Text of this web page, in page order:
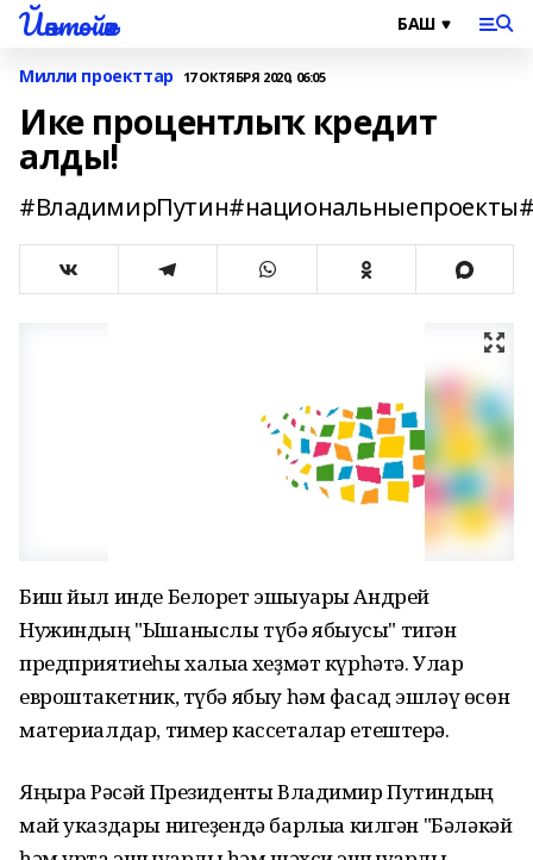
Йәнтөйәк
Милли проекттар 17 ОКТЯБРЯ 2020, 06:05
Ике процентлыҡ кредит
алды!
Биш йыл инде Белорет эшҡыуары Андрей
Нужиндың "Ышаныслы түбә ябыусы" тигән
предприятиеһы халыҡҡа хеҙмәт күрһәтә. Улар
евроштакетник, түбә ябыу һәм фасад эшләү өсөн
материалдар, тимер кассеталар етештерә.
Яңыраҡ Рәсәй Президенты Владимир Путиндың
май указдары нигеҙендә барлыҡҡа килгән "Бәләкәй